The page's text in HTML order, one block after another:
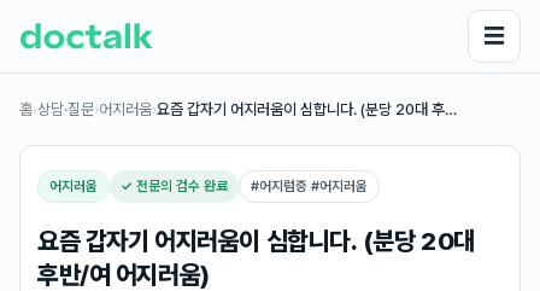
☰
홈›상담·질문›어지러움›요즘 갑자기 어지러움이 심합니다. (분당 20대 후…
어지러움 ✓ 전문의 검수 완료 #어지럼증 #어지러움
요즘 갑자기 어지러움이 심합니다. (분당 20대
후반/여 어지러움)